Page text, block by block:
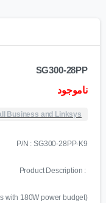
SG300-28PP
ناموجود
Business and Linksys
P/N : SG300-28PP-K9
Product Description :
with 180W power budget)